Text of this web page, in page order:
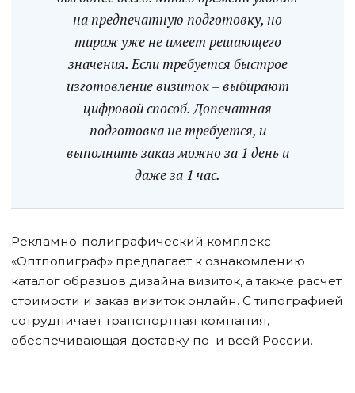
на предпечатную подготовку, но
тираж уже не имеет решающего
значения. Если требуется быстрое
изготовление визиток – выбирают
цифровой способ. Допечатная
подготовка не требуется, и
выполнить заказ можно за 1 день и
даже за 1 час.
Рекламно-полиграфический комплекс
«Оптполиграф» предлагает к ознакомлению
каталог образцов дизайна визиток, а также расчет
стоимости и заказ визиток онлайн. С типографией
сотрудничает транспортная компания,
обеспечивающая доставку по и всей России.